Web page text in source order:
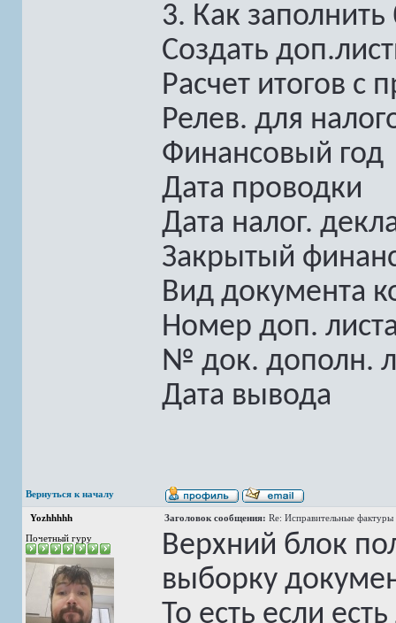
3. Как
Создать
Расчет итогов с
Релев. для
Финансовый год
Дата проводки
Дата налог.
Закрытый
Вид документа
Номер доп.
№ док. дополн.
Дата вывода
Вернуться к началу
Yozhhhhh Заголовок сообщения: Re: Исправительные
Почетный гуру
Верхний блок
выборку
То есть если